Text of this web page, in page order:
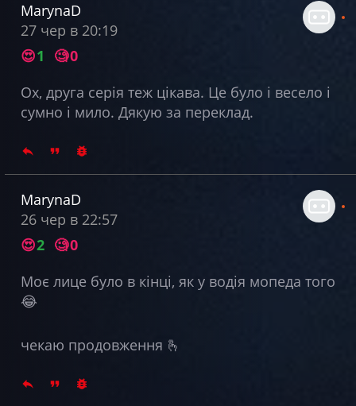
MarynaD
27 чер в 20:19
😍1 🧐0
Ох, друга серія теж цікава. Це було і весело і
сумно і мило. Дякую за переклад.
MarynaD
26 чер в 22:57
😍2 🧐0
Моє лице було в кінці, як у водія мопеда того
😂
чекаю продовження 🫰